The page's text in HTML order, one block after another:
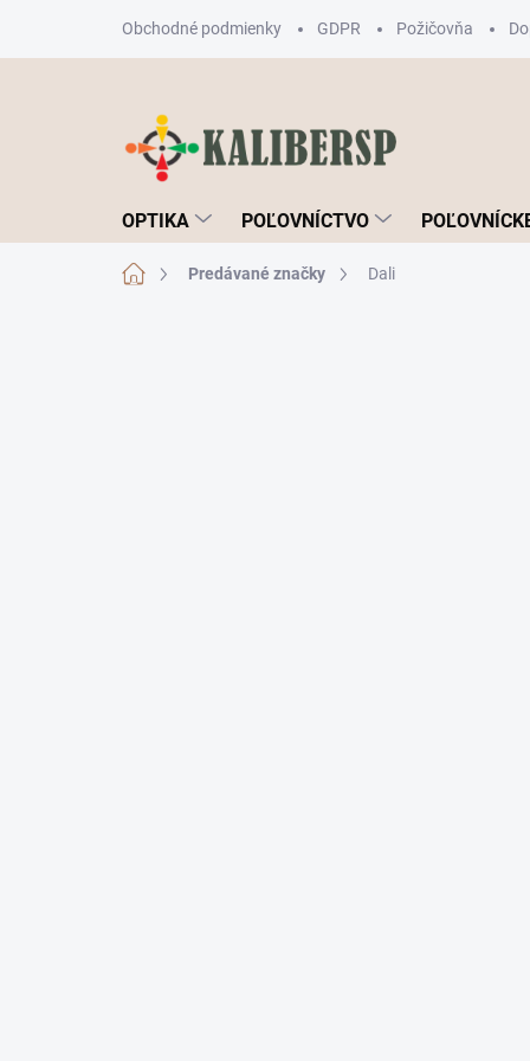
obsah
Obchodné podmienky GDPR Požičovňa
OPTIKA POĽOVNÍCTVO
DomovPredávané značky Dali